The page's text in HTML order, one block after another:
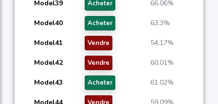
Model39 Acheter 66.06%
Model40 Acheter 63.3%
Model41 Vendre 54.17%
Model42 Vendre 60.01%
Model43 Acheter 61.02%
Model44 59.09%